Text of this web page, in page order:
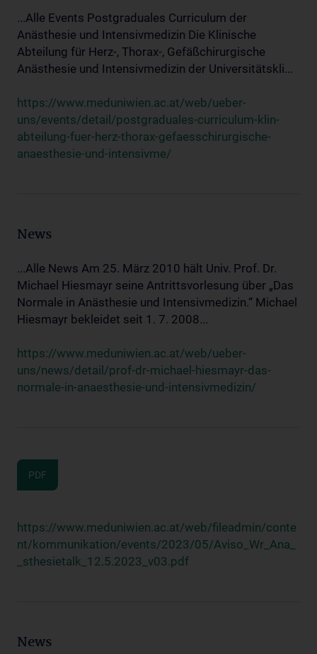
...Alle Events Postgraduales Curriculum der
Anästhesie und Intensivmedizin Die Klinische
Abteilung für Herz-, Thorax-, Gefäßchirurgische
Anästhesie und Intensivmedizin der Universitätskli...
https://www.meduniwien.ac.at/web/ueber-
uns/events/detail/postgraduales-curriculum-klin-
abteilung-fuer-herz-thorax-gefaesschirurgische-
anaesthesie-und-intensivme/
News
...Alle News Am 25. März 2010 hält Univ. Prof. Dr.
Michael Hiesmayr seine Antrittsvorlesung über „Das
Normale in Anästhesie und Intensivmedizin.“ Michael
Hiesmayr bekleidet seit 1. 7. 2008...
https://www.meduniwien.ac.at/web/ueber-
uns/news/detail/prof-dr-michael-hiesmayr-das-
normale-in-anaesthesie-und-intensivmedizin/
PDF
https://www.meduniwien.ac.at/web/fileadmin/conte
nt/kommunikation/events/2023/05/Aviso_Wr_Ana_
_sthesietalk_12.5.2023_v03.pdf
News